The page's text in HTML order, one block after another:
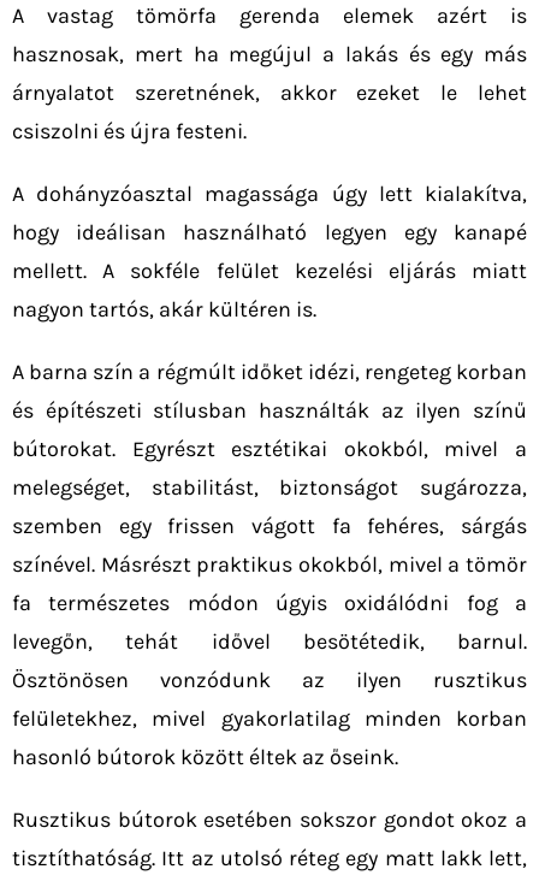
A vastag tömörfa gerenda elemek azért is
hasznosak, mert ha megújul a lakás és egy más
árnyalatot szeretnének, akkor ezeket le lehet
csiszolni és újra festeni.
A dohányzóasztal magassága úgy lett kialakítva,
hogy ideálisan használható legyen egy kanapé
mellett. A sokféle felület kezelési eljárás miatt
nagyon tartós, akár kültéren is.
A barna szín a régmúlt időket idézi, rengeteg korban
és építészeti stílusban használták az ilyen színű
bútorokat. Egyrészt esztétikai okokból, mivel a
melegséget, stabilitást, biztonságot sugározza,
szemben egy frissen vágott fa fehéres, sárgás
színével. Másrészt praktikus okokból, mivel a tömör
fa természetes módon úgyis oxidálódni fog a
levegőn, tehát idővel besötétedik, barnul.
Ösztönösen vonzódunk az ilyen rusztikus
felületekhez, mivel gyakorlatilag minden korban
hasonló bútorok között éltek az őseink.
Rusztikus bútorok esetében sokszor gondot okoz a
tisztíthatóság. Itt az utolsó réteg egy matt lakk lett,